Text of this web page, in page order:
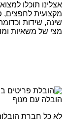
אצלינו תוכלו
מקצועית לחפצים,
שינה, שידות
מצי של משאיות
הובלה עם מנוף
לא כל חברת